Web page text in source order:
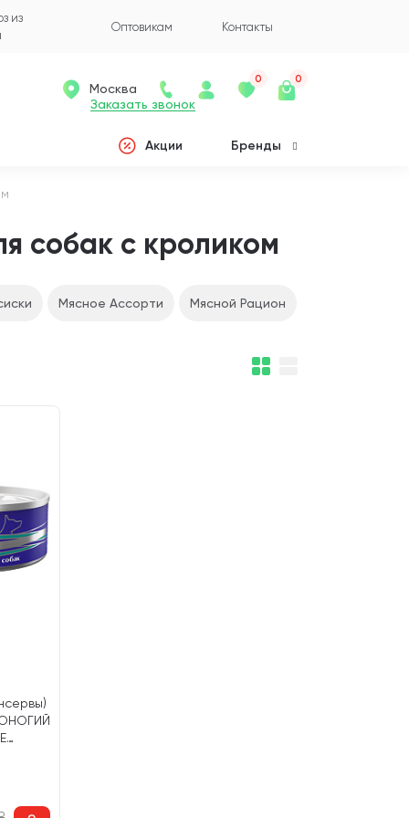
из
Оптовикам Контакты
Заказать звонок
Москва
0 0
Акции Бренды
собак с кроликом
Мясное Ассорти Мясной Рацион